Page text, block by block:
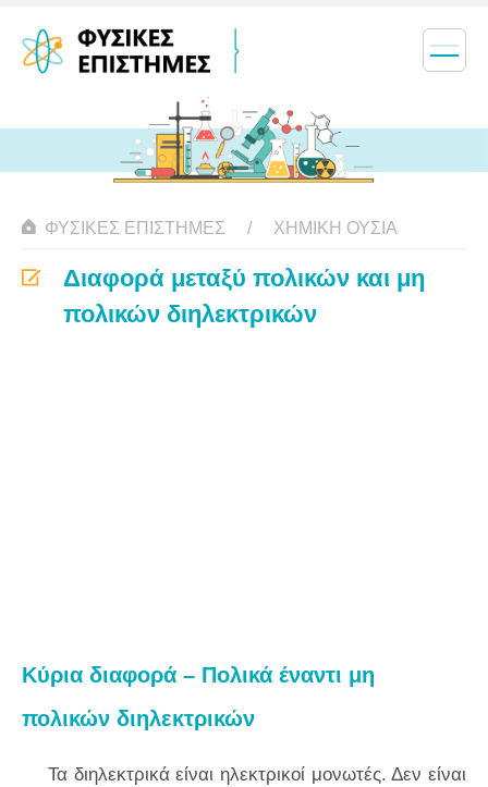
ΦΥΣΙΚΈΣ ΕΠΙΣΤΉΜΕΣ ΧΗΜΙΚΉ ΟΥΣΊΑ
Διαφορά μεταξύ πολικών και μη
πολικών διηλεκτρικών
Κύρια διαφορά – Πολικά έναντι μη
πολικών διηλεκτρικών
Τα διηλεκτρικά είναι ηλεκτρικοί μονωτές. Δεν είναι